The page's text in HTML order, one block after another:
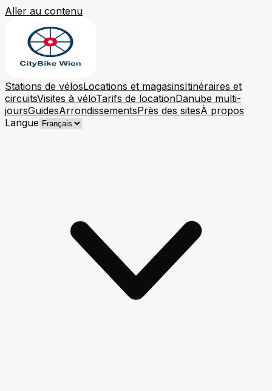
Aller au contenu
Stations de vélosLocations et magasinsItinéraires et
circuitsVisites à véloTarifs de locationDanube multi-
joursGuidesArrondissementsPrès des sitesÀ propos
Langue